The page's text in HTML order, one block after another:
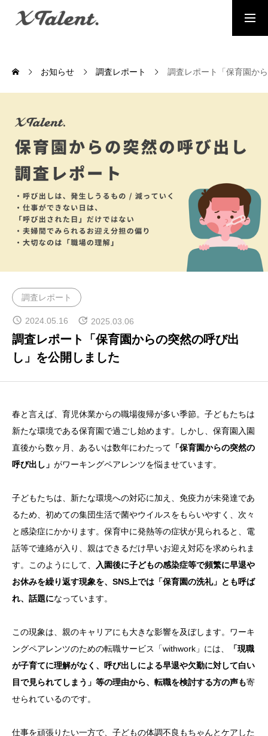
PRESIDENT
代表紹介
Service
サービス紹介
MEMBERS
社員一覧
インタビュー / 座談会
RECRUIT
採用情報
NEWS
COMPANY
会社概要
お知らせ 調査レポート 調査レポート「保育園か
調査レポート
2024.05.16 2025.03.06
調査レポート「保育園からの突然の呼び出
し」を公開しました
春と言えば、育児休業からの職場復帰が多い季節。子どもたちは
新たな環境である保育園で過ごし始めます。しかし、保育園入園
直後から数ヶ月、あるいは数年にわたって 「保育園からの突然の
呼び出し」 がワーキングペアレンツを悩ませています。
子どもたちは、新たな環境への対応に加え、免疫力が未発達であ
るため、初めての集団生活で菌やウイルスをもらいやすく、次々
と感染症にかかります。保育中に発熱等の症状が見られると、電
話等で連絡が入り、親はできるだけ早いお迎え対応を求められま
す。このようにして、
入園後に子どもの感染症等で頻繁に早退や
お休みを繰り返す現象を、SNS上では「保育園の洗礼」とも呼ば
れ、話題になっています。
この現象は、親のキャリアにも大きな影響を及ぼします。ワーキ
ングペアレンツのための転職サービス「withwork」には、
「現職
が子育てに理解がなく、呼び出しによる早退や欠勤に対して白い
目で見られてしまう」等の理由から、転職を検討する方の声も寄
せられているのです。
仕事を頑張りたい一方で、子どもの体調不良もちゃんとケアした